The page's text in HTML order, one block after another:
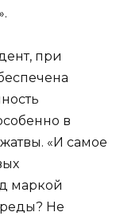
при
в
«И самое
маркой
Не